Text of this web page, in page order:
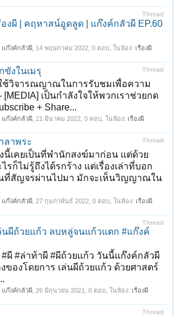
Thread
องผี | คฤหาสน์อูดลูด | แก๊งค์กลัวผี EP.60
แก๊งค์กลัวผี 14 พฤษภาคม 2022 , 0 ตอบ, ในห้อง: เรื่องผี
Thread
ขังในเมรุ
ช้วิจารณญาณในการรับชมเพื่อความ
[MEDIA] เป็นกำลังใจให้พวกเราช่วยกด
+ Share...
แก๊งค์กลัวผี 21 มีนาคม 2022 , 0 ตอบ, ในห้อง: เรื่องผี
Thread
ลาพระ
นี้เคยเป็นที่พำนักสงฆ์มาก่อน แต่ด้วย
รก็ไม่รู้ถึงได้รกร้าง แต่เรื่องเล่าที่บอก
ที่สัญจรผ่านไปมา มักจะเห็นวิญญาณใน
แก๊งค์กลัวผี 27 กุมภาพันธ์ 2022 , 0 ตอบ, ในห้อง: เรื่องผี
Thread
นผีถ้วยแก้ว ลบหลู่จนแก้วแตก #แก๊งค์
#ผี #ล่าท้าผี #ผีถ้วยแก้ว วันนี้แก๊งค์กลัวผี
ของโดยการ เล่นผีถ้วยแก้ว ด้วยศาสตร์
แก๊งค์กลัวผี 26 มิถุนายน 2021 , 0 ตอบ, ในห้อง: เรื่องผี
Thread